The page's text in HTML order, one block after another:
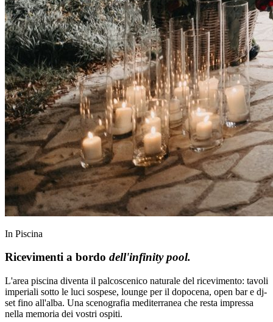
In Piscina
Ricevimenti a bordo dell'infinity pool.
L'area piscina diventa il palcoscenico naturale del ricevimento: tavoli
imperiali sotto le luci sospese, lounge per il dopocena, open bar e dj-
set fino all'alba. Una scenografia mediterranea che resta impressa
nella memoria dei vostri ospiti.